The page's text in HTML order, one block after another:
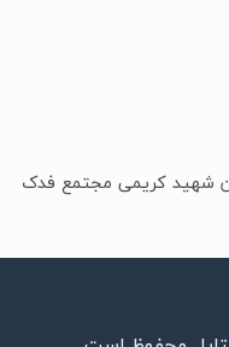
شهید کریمی مجتمع فدک